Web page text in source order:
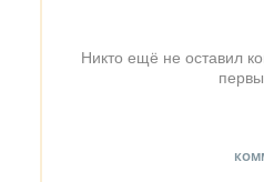
Никто ещё не оставил